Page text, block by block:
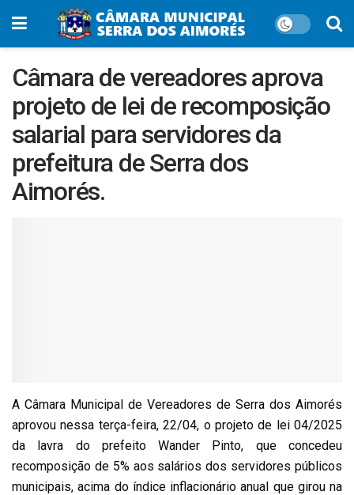
Câmara de vereadores aprova
projeto de lei de recomposição
salarial para servidores da
prefeitura de Serra dos
Aimorés.
A Câmara Municipal de Vereadores de Serra dos Aimorés
aprovou nessa terça-feira, 22/04, o projeto de lei 04/2025
da lavra do prefeito Wander Pinto, que concedeu
recomposição de 5% aos salários dos servidores públicos
municipais, acima do índice inflacionário anual que girou na